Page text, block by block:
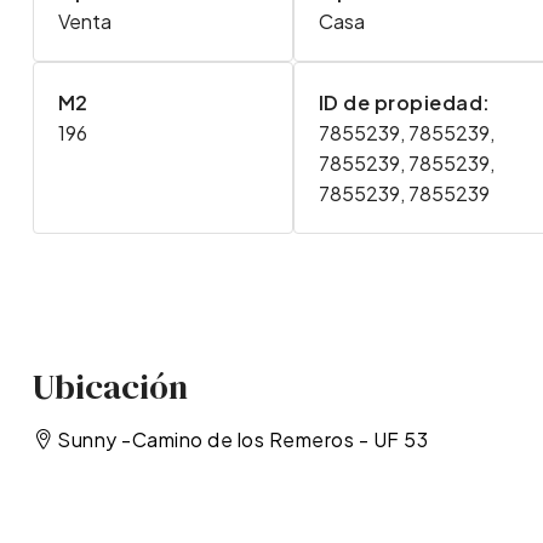
Venta
Casa
M2
196
ID de propiedad:
7855239, 7855239,
7855239, 7855239,
7855239, 7855239
Ubicación
Sunny -Camino de los Remeros - UF 53